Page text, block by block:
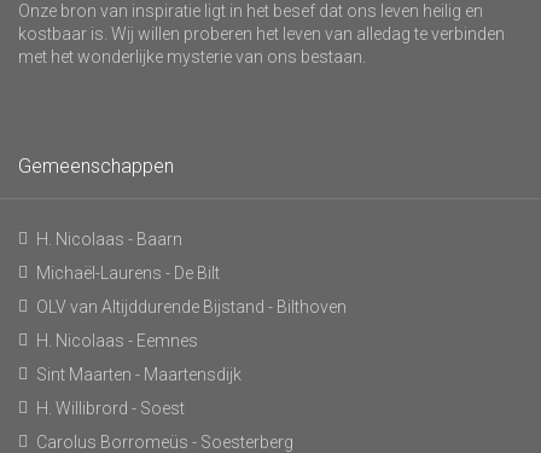
Onze bron van inspiratie ligt in het besef dat ons leven heilig en
kostbaar is. Wij willen proberen het leven van alledag te verbinden
met het wonderlijke mysterie van ons bestaan.
Gemeenschappen
H. Nicolaas - Baarn
Michaël-Laurens - De Bilt
OLV van Altijddurende Bijstand - Bilthoven
H. Nicolaas - Eemnes
Sint Maarten - Maartensdijk
H. Willibrord - Soest
Carolus Borromeüs - Soesterberg